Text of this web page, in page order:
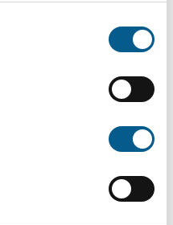
Bereichen oder
Suchen